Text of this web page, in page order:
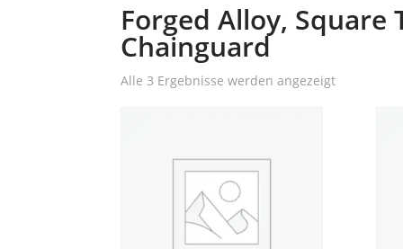
Forged Alloy, Square
Chainguard
Alle 3 Ergebnisse werden angezeigt